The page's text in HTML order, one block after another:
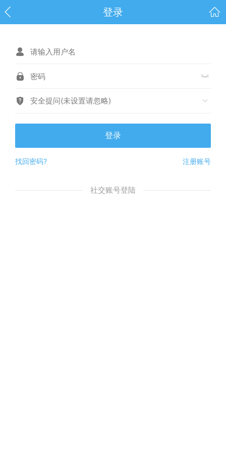
登录
安全提问(未设置请忽略)
登录
找回密码? 注册账号
社交账号登陆